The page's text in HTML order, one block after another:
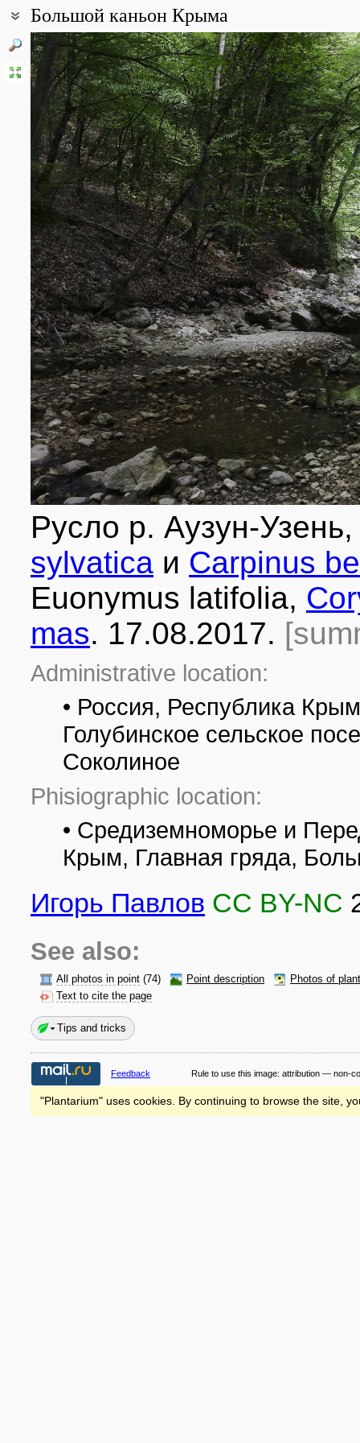
Большой каньон Крыма
Coordinates:
44° 31′ 40″ N, 34° 01′ 00″ E (view at maps ofGoogle,
Point description:
Большой Каньон Крыма - крупнейший каньон Украины.
Возник 1,5-2 млн. лет назад после образования в
Является одним из наиболее известных каньонов Крыма. С
территория каньона (более 300 га) постановлением Совета
заказником республиканского значения. Каньон расположен
села Соколиное, Бахчисарайского района АР Крым, возле
All photos (74) Photos of plants & lichens(148)
Русло р. Аузун-
sylvatica и Carpinus
Euonymus latifolia,
mas. 17.08.2017.
Administrative location:
• Россия, Республика
Голубинское сельское
Соколиное
Phisiographic location:
• Средиземноморье и
Крым, Главная гряда,
Игорь Павлов CC BY-NC
See also:
All photos in point (74) Point description
Photos of
Text to cite the page
Tips and tricks
Feedback Rule to use this image: attribution — non-
"Plantarium" uses cookies. By continuing to browse the site,